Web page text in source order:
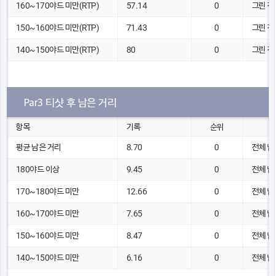
160~170야드 미만(RTP) 57.14 0 그린
150~160야드 미만(RTP) 71.43 0 그린
140~150야드 미만(RTP) 80 0 그린
Par3 티샷 후 남은 거리
항목 기록 순위
평균 남은 거리 8.70 0 전체
180야드 이상 9.45 0 전체
170~180야드 미만 12.66 0 전체
160~170야드 미만 7.65 0 전체
150~160야드 미만 8.47 0 전체
140~150야드 미만 6.16 0 전체